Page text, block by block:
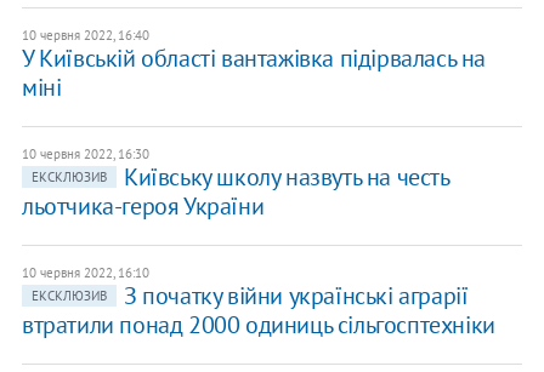
10 червня 2022, 16:40
У Київській області вантажівка підірвалась на
міні
10 червня 2022, 16:30
ЕКСКЛЮЗИВ
Київську школу назвуть на честь
льотчика-героя України
10 червня 2022, 16:10
ЕКСКЛЮЗИВ
З початку війни українські аграрії
втратили понад 2000 одиниць сільгосптехніки